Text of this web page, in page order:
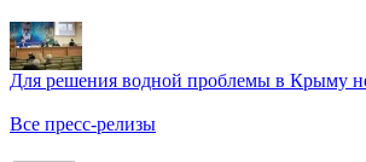
Для решения водной проблемы в Крыму
Все пресс-релизы